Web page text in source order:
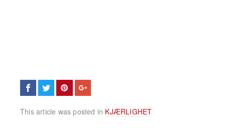
This article was posted in KJÆRLIGHET